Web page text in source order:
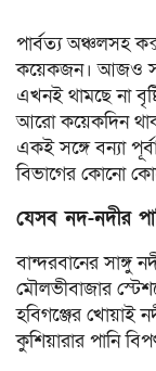
পার্বত্য অঞ্চলসহ
কয়েকজন। আজও
এখনই থামছে না
আরো কয়েকদিন
একই সঙ্গে বন্যা
বিভাগের কোনো
যেসব নদ-নদীর
বান্দরবানের সাঙ্গু
মৌলভীবাজার
হবিগঞ্জের খোয়াই
কুশিয়ারার পানি